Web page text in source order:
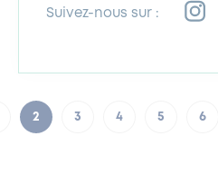
Suivez-nous sur :
2 3 4 5 6